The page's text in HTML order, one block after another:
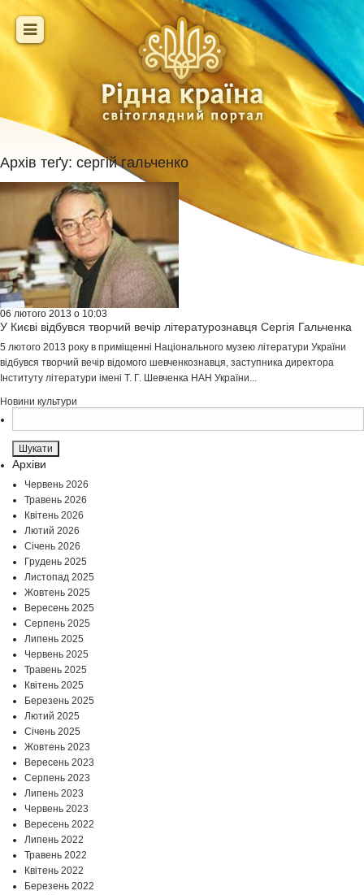
Архів теґу: сергій гальченко
06 лютого 2013 о 10:03
У Києві відбувся творчий вечір літературознавця Сергія Гальченка
5 лютого 2013 року в приміщенні Національного музею літератури України
відбувся творчий вечір відомого шевченкознавця, заступника директора
Інституту літератури імені Т. Г. Шевченка НАН України...
Новини культури
Архіви
Червень 2026
Травень 2026
Квітень 2026
Лютий 2026
Січень 2026
Грудень 2025
Листопад 2025
Жовтень 2025
Вересень 2025
Серпень 2025
Липень 2025
Червень 2025
Травень 2025
Квітень 2025
Березень 2025
Лютий 2025
Січень 2025
Жовтень 2023
Вересень 2023
Серпень 2023
Липень 2023
Червень 2023
Вересень 2022
Липень 2022
Травень 2022
Квітень 2022
Березень 2022